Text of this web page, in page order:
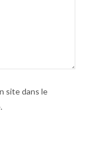
site dans le